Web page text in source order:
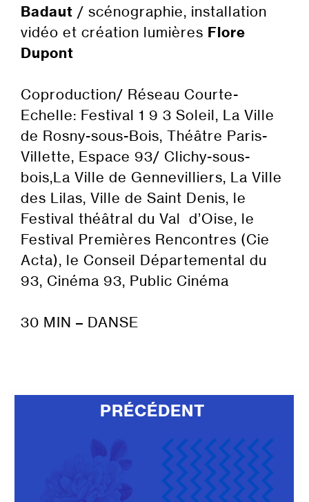
Badaut / scénographie, installation
vidéo et création lumières Flore
Dupont
Coproduction/ Réseau Courte-
Echelle: Festival 1 9 3 Soleil, La Ville
de Rosny-sous-Bois, Théâtre Paris-
Villette, Espace 93/ Clichy-sous-
bois,La Ville de Gennevilliers, La Ville
des Lilas, Ville de Saint Denis, le
Festival théâtral du Val d’Oise, le
Festival Premières Rencontres (Cie
Acta), le Conseil Départemental du
93, Cinéma 93, Public Cinéma
30 MIN – DANSE
PRÉCÉDENT